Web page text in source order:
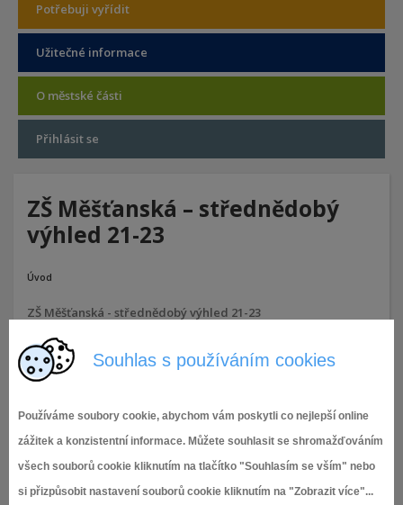
Souhlas s používáním cookies
Používáme soubory cookie, abychom vám poskytli co nejlepší online
zážitek a konzistentní informace. Můžete souhlasit se shromažďováním
všech souborů cookie kliknutím na tlačítko "Souhlasím se vším" nebo
si přizpůsobit nastavení souborů cookie kliknutím na "Zobrazit více"...
Potřebuji vyřídit
Užitečné informace
O městské části
Přihlásit se
ZŠ Měšťanská – střednědobý
výhled 21-23
Úvod
ZŠ Měšťanská - střednědobý výhled 21-23
195× zobrazeno
25.10.2019